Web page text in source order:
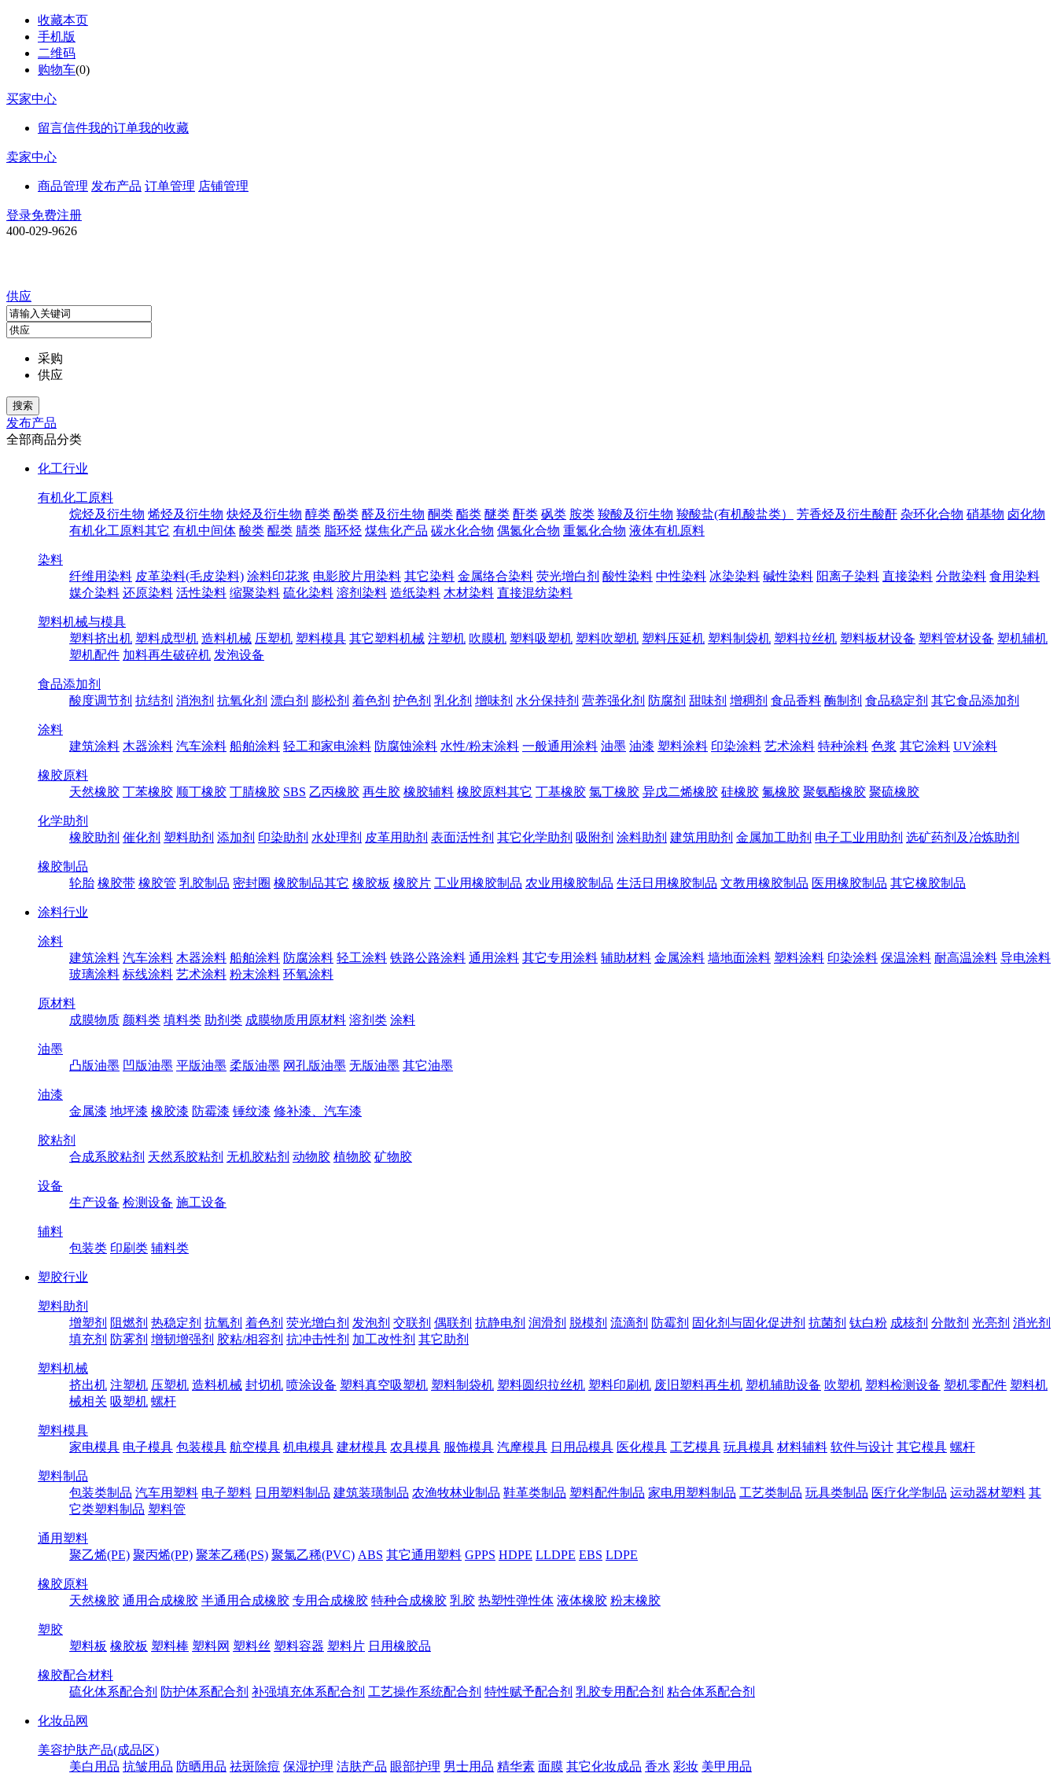
收藏本页
手机版
二维码
购物车(0)
买家中心
留言信件我的订单我的收藏
卖家中心
商品管理 发布产品 订单管理 店铺管理
登录免费注册
400-029-9626
供应
采购
供应
发布产品
全部商品分类
化工行业
有机化工原料
烷烃及衍生物 烯烃及衍生物 炔烃及衍生物 醇类 酚类 醛及衍生物 酮类 酯类 醚类 酐类 砜类 胺类 羧酸及衍生物 羧酸盐(有机酸盐类） 芳香烃及衍生酸酐 杂环化合物 硝基物 卤化物
有机化工原料其它 有机中间体 酸类 醌类 腈类 脂环烃 煤焦化产品 碳水化合物 偶氮化合物 重氮化合物 液体有机原料
染料
纤维用染料 皮革染料(毛皮染料) 涂料印花浆 电影胶片用染料 其它染料 金属络合染料 荧光增白剂 酸性染料 中性染料 冰染染料 碱性染料 阳离子染料 直接染料 分散染料 食用染料
媒介染料 还原染料 活性染料 缩聚染料 硫化染料 溶剂染料 造纸染料 木材染料 直接混纺染料
塑料机械与模具
塑料挤出机 塑料成型机 造料机械 压塑机 塑料模具 其它塑料机械 注塑机 吹膜机 塑料吸塑机 塑料吹塑机 塑料压延机 塑料制袋机 塑料拉丝机 塑料板材设备 塑料管材设备 塑机辅机
塑机配件 加料再生破碎机 发泡设备
食品添加剂
酸度调节剂 抗结剂 消泡剂 抗氧化剂 漂白剂 膨松剂 着色剂 护色剂 乳化剂 增味剂 水分保持剂 营养强化剂 防腐剂 甜味剂 增稠剂 食品香料 酶制剂 食品稳定剂 其它食品添加剂
涂料
建筑涂料 木器涂料 汽车涂料 船舶涂料 轻工和家电涂料 防腐蚀涂料 水性/粉末涂料 一般通用涂料 油墨 油漆 塑料涂料 印染涂料 艺术涂料 特种涂料 色浆 其它涂料 UV涂料
橡胶原料
天然橡胶 丁苯橡胶 顺丁橡胶 丁腈橡胶 SBS 乙丙橡胶 再生胶 橡胶辅料 橡胶原料其它 丁基橡胶 氯丁橡胶 异戊二烯橡胶 硅橡胶 氟橡胶 聚氨酯橡胶 聚硫橡胶
化学助剂
橡胶助剂 催化剂 塑料助剂 添加剂 印染助剂 水处理剂 皮革用助剂 表面活性剂 其它化学助剂 吸附剂 涂料助剂 建筑用助剂 金属加工助剂 电子工业用助剂 选矿药剂及冶炼助剂
橡胶制品
轮胎 橡胶带 橡胶管 乳胶制品 密封圈 橡胶制品其它 橡胶板 橡胶片 工业用橡胶制品 农业用橡胶制品 生活日用橡胶制品 文教用橡胶制品 医用橡胶制品 其它橡胶制品
涂料行业
涂料
建筑涂料 汽车涂料 木器涂料 船舶涂料 防腐涂料 轻工涂料 铁路公路涂料 通用涂料 其它专用涂料 辅助材料 金属涂料 墙地面涂料 塑料涂料 印染涂料 保温涂料 耐高温涂料 导电涂料
玻璃涂料 标线涂料 艺术涂料 粉末涂料 环氧涂料
原材料
成膜物质 颜料类 填料类 助剂类 成膜物质用原材料 溶剂类 涂料
油墨
凸版油墨 凹版油墨 平版油墨 柔版油墨 网孔版油墨 无版油墨 其它油墨
油漆
金属漆 地坪漆 橡胶漆 防霉漆 锤纹漆 修补漆、汽车漆
胶粘剂
合成系胶粘剂 天然系胶粘剂 无机胶粘剂 动物胶 植物胶 矿物胶
设备
生产设备 检测设备 施工设备
辅料
包装类 印刷类 辅料类
塑胶行业
塑料助剂
增塑剂 阻燃剂 热稳定剂 抗氧剂 着色剂 荧光增白剂 发泡剂 交联剂 偶联剂 抗静电剂 润滑剂 脱模剂 流滴剂 防霉剂 固化剂与固化促进剂 抗菌剂 钛白粉 成核剂 分散剂 光亮剂 消光剂
填充剂 防雾剂 增韧增强剂 胶粘/相容剂 抗冲击性剂 加工改性剂 其它助剂
塑料机械
挤出机 注塑机 压塑机 造料机械 封切机 喷涂设备 塑料真空吸塑机 塑料制袋机 塑料圆织拉丝机 塑料印刷机 废旧塑料再生机 塑机辅助设备 吹塑机 塑料检测设备 塑机零配件 塑料机
械相关 吸塑机 螺杆
塑料模具
家电模具 电子模具 包装模具 航空模具 机电模具 建材模具 农具模具 服饰模具 汽摩模具 日用品模具 医化模具 工艺模具 玩具模具 材料辅料 软件与设计 其它模具 螺杆
塑料制品
包装类制品 汽车用塑料 电子塑料 日用塑料制品 建筑装璜制品 农渔牧林业制品 鞋革类制品 塑料配件制品 家电用塑料制品 工艺类制品 玩具类制品 医疗化学制品 运动器材塑料 其
它类塑料制品 塑料管
通用塑料
聚乙烯(PE) 聚丙烯(PP) 聚苯乙稀(PS) 聚氯乙稀(PVC) ABS 其它通用塑料 GPPS HDPE LLDPE EBS LDPE
橡胶原料
天然橡胶 通用合成橡胶 半通用合成橡胶 专用合成橡胶 特种合成橡胶 乳胶 热塑性弹性体 液体橡胶 粉末橡胶
塑胶
塑料板 橡胶板 塑料棒 塑料网 塑料丝 塑料容器 塑料片 日用橡胶品
橡胶配合材料
硫化体系配合剂 防护体系配合剂 补强填充体系配合剂 工艺操作系统配合剂 特性赋予配合剂 乳胶专用配合剂 粘合体系配合剂
化妆品网
美容护肤产品(成品区)
美白用品 抗皱用品 防晒用品 祛斑除痘 保湿护理 洁肤产品 眼部护理 男士用品 精华素 面膜 其它化妆成品 香水 彩妆 美甲用品